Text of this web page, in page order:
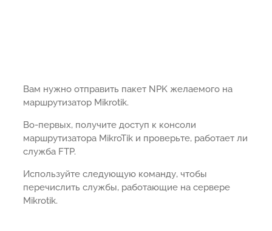
Вам нужно отправить пакет NPK желаемого на
маршрутизатор Mikrotik.
Во-первых, получите доступ к консоли
маршрутизатора MikroTik и проверьте, работает ли
служба FTP.
Используйте следующую команду, чтобы
перечислить службы, работающие на сервере
Mikrotik.